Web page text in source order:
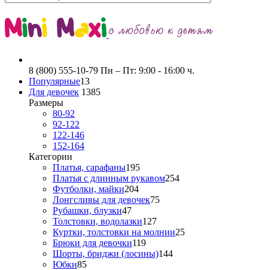
8 (800) 555-10-79 Пн – Пт: 9:00 - 16:00 ч.
Популярные13
Для девочек 1385
Размеры
80-92
92-122
122-146
152-164
Категории
Платья, сарафаны195
Платья с длинным рукавом254
Футболки, майки204
Лонгсливы для девочек75
Рубашки, блузки47
Толстовки, водолазки127
Куртки, толстовки на молнии25
Брюки для девочки119
Шорты, бриджи (лосины)144
Юбки85